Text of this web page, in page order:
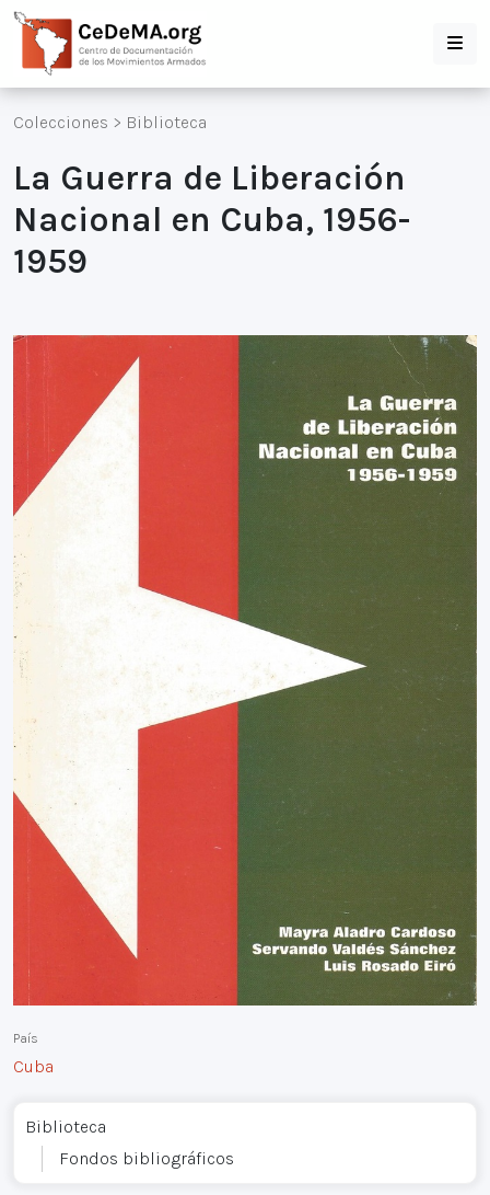
Colecciones > Biblioteca
La Guerra de Liberación
Nacional en Cuba, 1956-
1959
País
Cuba
Biblioteca
Fondos bibliográficos